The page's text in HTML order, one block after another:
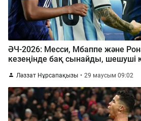
ӘЧ-2026: Месси, Мбаппе және
кезеңінде бақ
Ләззат Нұрсапақызы 29 маусым 09:02